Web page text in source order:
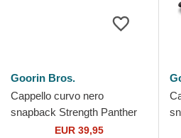
Goorin Bros.
Cappello curvo nero
snapback Strength Panther
The Farm Goorin Bros.
EUR 39,95